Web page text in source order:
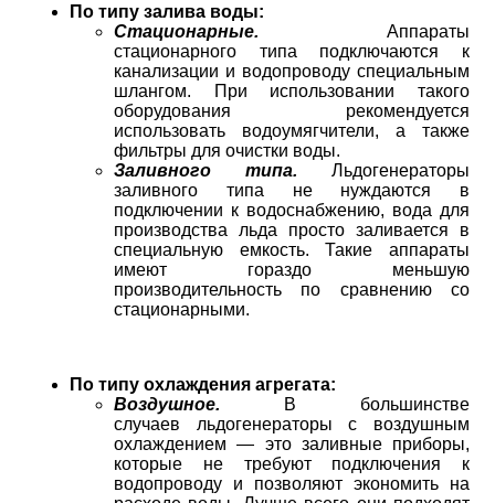
По типу залива воды:
Стационарные. Аппараты
стационарного типа подключаются к
канализации и водопроводу специальным
шлангом. При использовании такого
оборудования рекомендуется
использовать водоумягчители, а также
фильтры для очистки воды.
Заливного типа. Льдогенераторы
заливного типа не нуждаются в
подключении к водоснабжению, вода для
производства льда просто заливается в
специальную емкость. Такие аппараты
имеют гораздо меньшую
производительность по сравнению со
стационарными.
По типу охлаждения агрегата:
Воздушное. В большинстве
случаев льдогенераторы с воздушным
охлаждением — это заливные приборы,
которые не требуют подключения к
водопроводу и позволяют экономить на